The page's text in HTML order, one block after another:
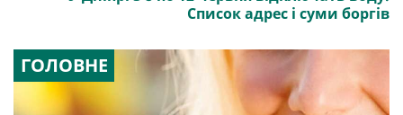
Список адрес і суми боргів
ГОЛОВНЕ